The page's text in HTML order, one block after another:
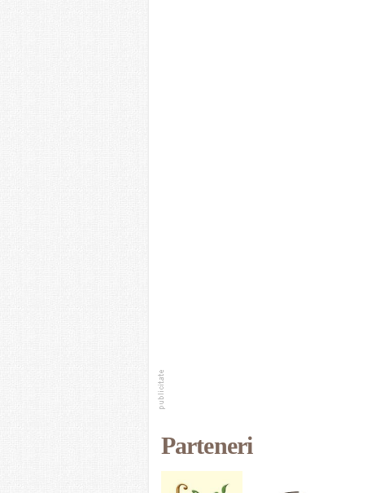
Parteneri